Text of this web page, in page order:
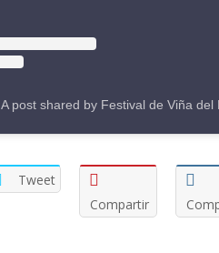
A post shared by Festival de Viña
Tweet
Compartir